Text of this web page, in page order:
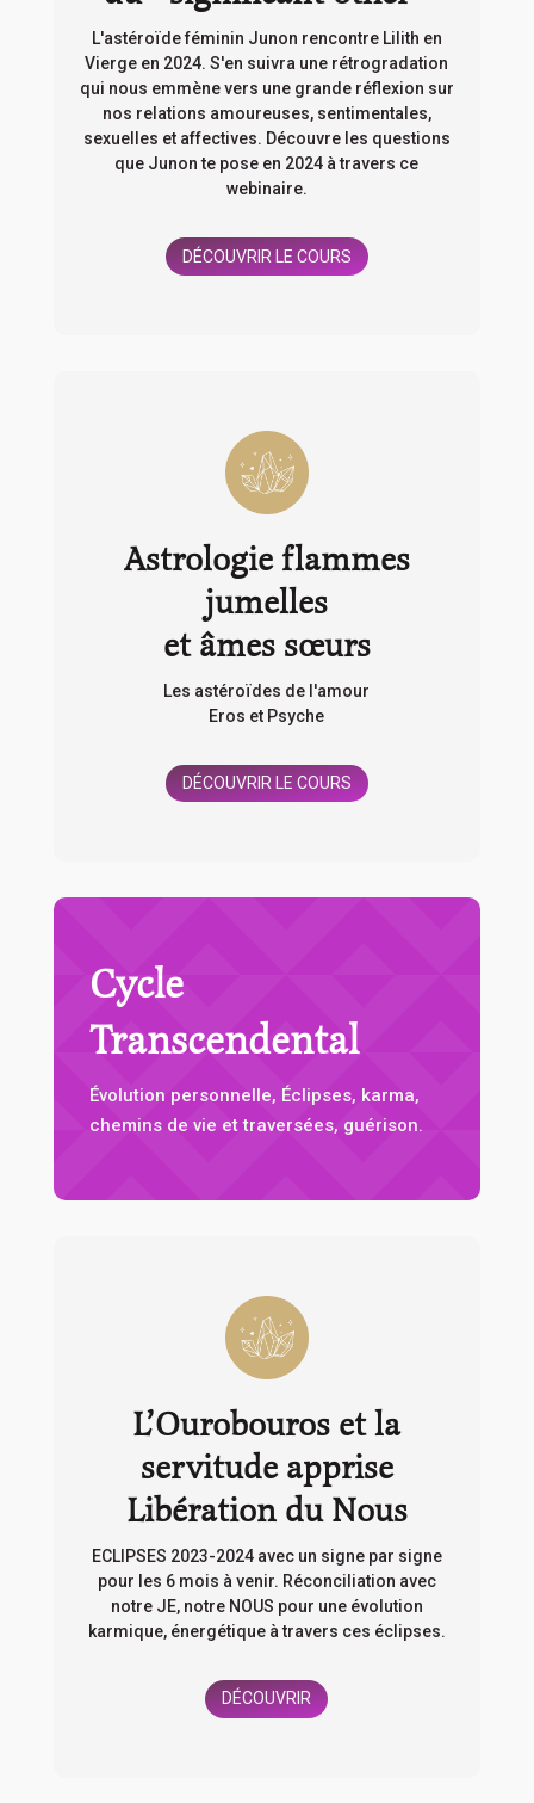
L'astéroïde féminin Junon rencontre Lilith en
Vierge en 2024. S'en suivra une rétrogradation
qui nous emmène vers une grande réflexion sur
nos relations amoureuses, sentimentales,
sexuelles et affectives. Découvre les questions
que Junon te pose en 2024 à travers ce
webinaire.
DÉCOUVRIR LE COURS
Astrologie flammes
jumelles
et âmes sœurs
Les astéroïdes de l'amour
Eros et Psyche
DÉCOUVRIR LE COURS
Cycle
Transcendental
Évolution personnelle, Éclipses, karma,
chemins de vie et traversées, guérison.
L’Ourobouros et la
servitude apprise
Libération du Nous
ECLIPSES 2023-2024 avec un signe par signe
pour les 6 mois à venir. Réconciliation avec
notre JE, notre NOUS pour une évolution
karmique, énergétique à travers ces éclipses.
DÉCOUVRIR